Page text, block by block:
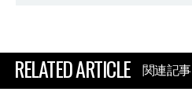
RELATED ARTICLE 関連記事